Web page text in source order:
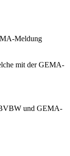
Meldung
mit der GEMA-
und GEMA-